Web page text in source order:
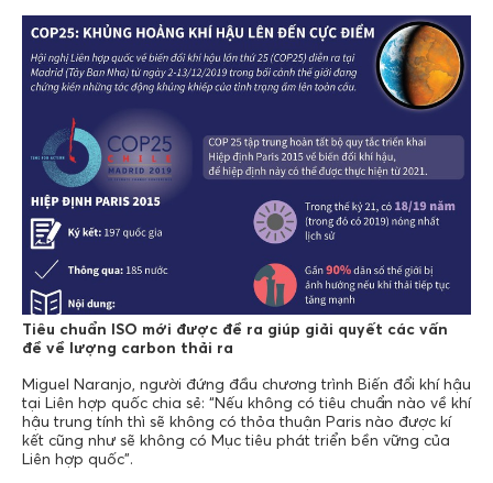
Tiêu chuẩn ISO mới được đề ra giúp giải quyết các vấn
đề về lượng carbon thải ra
Miguel Naranjo, người đứng đầu chương trình Biến đổi khí hậu
tại Liên hợp quốc chia sẻ: “Nếu không có tiêu chuẩn nào về khí
hậu trung tính thì sẽ không có thỏa thuận Paris nào được kí
kết cũng như sẽ không có Mục tiêu phát triển bền vững của
Liên hợp quốc”.